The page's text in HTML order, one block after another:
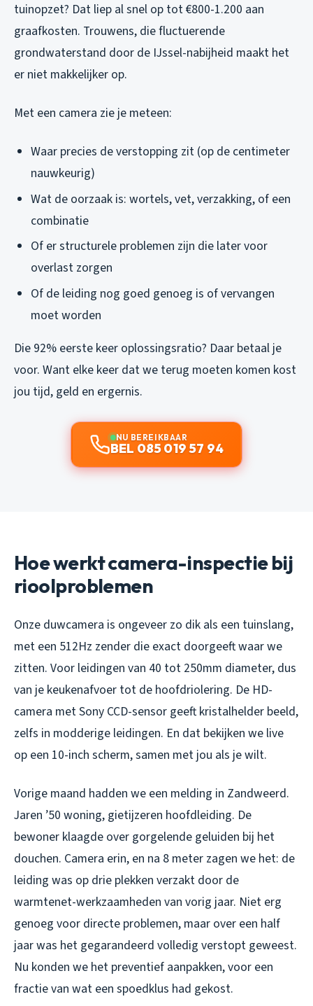
tuinopzet? Dat liep al snel op tot €800-1.200 aan
graafkosten. Trouwens, die fluctuerende
grondwaterstand door de IJssel-nabijheid maakt het
er niet makkelijker op.
Met een camera zie je meteen:
Waar precies de verstopping zit (op de centimeter
nauwkeurig)
Wat de oorzaak is: wortels, vet, verzakking, of een
combinatie
Of er structurele problemen zijn die later voor
overlast zorgen
Of de leiding nog goed genoeg is of vervangen
moet worden
Die 92% eerste keer oplossingsratio? Daar betaal je
voor. Want elke keer dat we terug moeten komen kost
jou tijd, geld en ergernis.
NU BEREIKBAAR
BEL 085 019 57 94
Hoe werkt camera-inspectie bij
rioolproblemen
Onze duwcamera is ongeveer zo dik als een tuinslang,
met een 512Hz zender die exact doorgeeft waar we
zitten. Voor leidingen van 40 tot 250mm diameter, dus
van je keukenafvoer tot de hoofdriolering. De HD-
camera met Sony CCD-sensor geeft kristalhelder beeld,
zelfs in modderige leidingen. En dat bekijken we live
op een 10-inch scherm, samen met jou als je wilt.
Vorige maand hadden we een melding in Zandweerd.
Jaren ’50 woning, gietijzeren hoofdleiding. De
bewoner klaagde over gorgelende geluiden bij het
douchen. Camera erin, en na 8 meter zagen we het: de
leiding was op drie plekken verzakt door de
warmtenet-werkzaamheden van vorig jaar. Niet erg
genoeg voor directe problemen, maar over een half
jaar was het gegarandeerd volledig verstopt geweest.
Nu konden we het preventief aanpakken, voor een
fractie van wat een spoedklus had gekost.